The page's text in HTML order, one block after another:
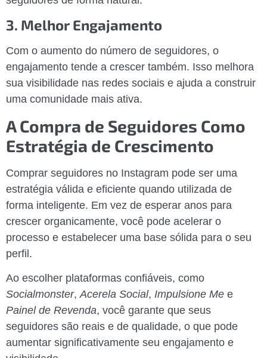
3. Melhor Engajamento
Com o aumento do número de seguidores, o
engajamento tende a crescer também. Isso melhora
sua visibilidade nas redes sociais e ajuda a construir
uma comunidade mais ativa.
A Compra de Seguidores Como
Estratégia de Crescimento
Comprar seguidores no Instagram pode ser uma
estratégia válida e eficiente quando utilizada de
forma inteligente. Em vez de esperar anos para
crescer organicamente, você pode acelerar o
processo e estabelecer uma base sólida para o seu
perfil.
Ao escolher plataformas confiáveis, como
Socialmonster,Acerela Social, Impulsione Me e
Painel de Revenda, você garante que seus
seguidores são reais e de qualidade, o que pode
aumentar significativamente seu engajamento e